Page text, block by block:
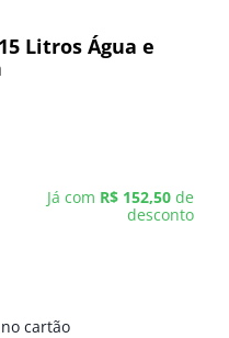
Litros Água e
Já com R$ 152,50 de
desconto
cartão